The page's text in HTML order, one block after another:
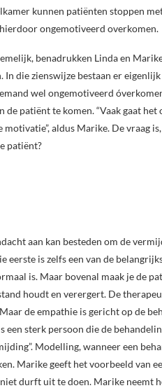
kunnen patiënten stoppen
ongemotiveerd overkomen.
benadrukken Linda en
die zienswijze bestaan er
wel ongemotiveerd
patiënt te komen. “Vaak gaat
aldus Marike. De vraag
patiënt?
aan kan besteden om de
is zelfs een van de
is. Maar bovenal maak je de
houdt en verergert. De
de empathie is gericht op de
sterk persoon die de
Modelling, wanneer een
Marike geeft het voorbeeld van
durft uit te doen. Marike neemt